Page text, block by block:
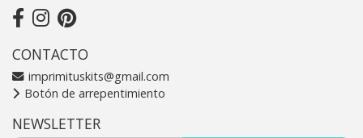
CONTACTO
imprimituskits@gmail.com
Botón de arrepentimiento
NEWSLETTER